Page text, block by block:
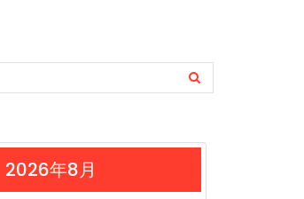
2026年8月